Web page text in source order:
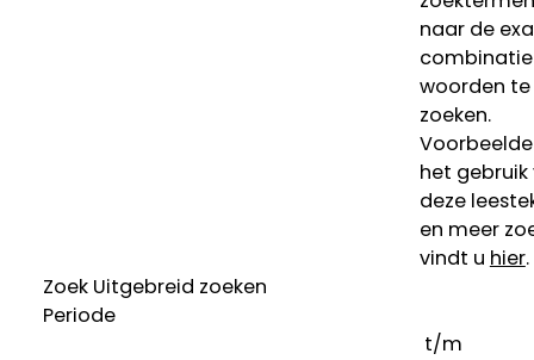
naar de
woorden te
zoeken.
het gebruik
deze
en meer
vindt u hier.
Zoek Uitgebreid zoeken
Periode
t/m